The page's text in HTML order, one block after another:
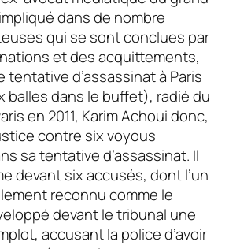
dans de nombre
qui se sont conclues par
et des acquittements,
tentative d’assassinat à Paris
balles dans le buffet), radié du
en 2011, Karim Achoui donc,
contre six voyous
sa tentative d’assassinat. Il
devant six accusés, dont l’un
reconnu comme le
devant le tribunal une
accusant la police d’avoir